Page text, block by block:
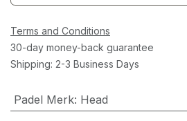
Terms and Conditions
30-day money-back guarantee
Shipping: 2-3 Business Days
Padel Merk: Head